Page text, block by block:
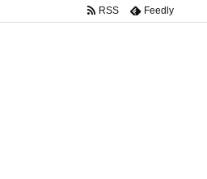
RSS Feedly